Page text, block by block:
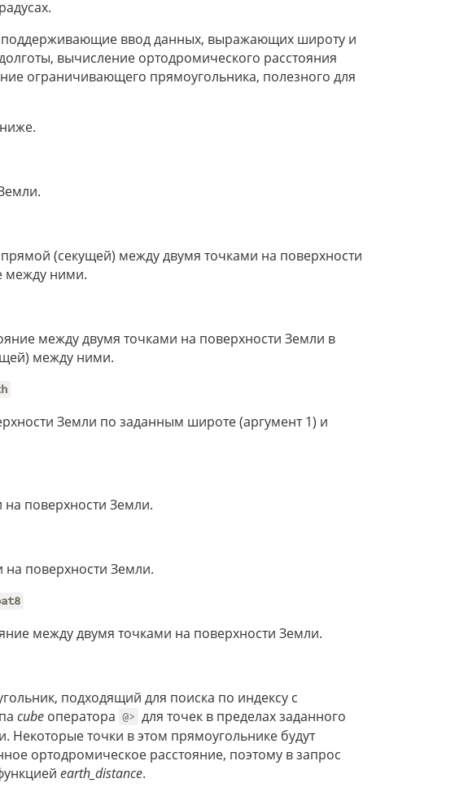
поддерживающие ввод данных, выражающих широту и
вычисление ортодромического расстояния
ограничивающего прямоугольника, полезного для
(секущей) между двумя точками на поверхности
между ними.
между двумя точками на поверхности Земли в
между ними.
Земли по заданным широте (аргумент 1) и
на поверхности Земли.
на поверхности Земли.
между двумя точками на поверхности Земли.
подходящий для поиска по индексу с
cube оператора @> для точек в пределах заданного
Некоторые точки в этом прямоугольнике будут
ортодромическое расстояние, поэтому в запрос
earth_distance.